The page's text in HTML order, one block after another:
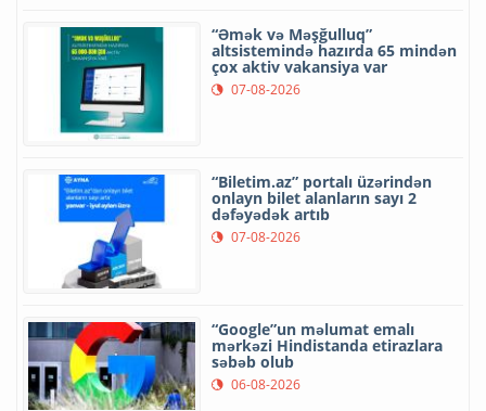
“Əmək və Məşğulluq”
altsistemində hazırda 65 mindən
çox aktiv vakansiya var
07-08-2026
“Biletim.az” portalı üzərindən
onlayn bilet alanların sayı 2
dəfəyədək artıb
07-08-2026
“Google”un məlumat emalı
mərkəzi Hindistanda etirazlara
səbəb olub
06-08-2026